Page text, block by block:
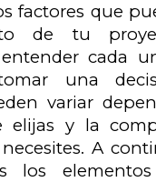
factores que
de tu
cada
una
variar
elijas y la
A
los